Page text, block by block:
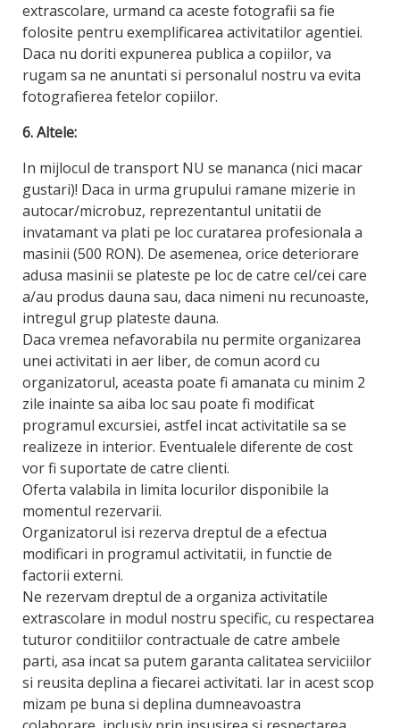
extrascolare, urmand ca aceste fotografii sa fie
folosite pentru exemplificarea activitatilor agentiei.
Daca nu doriti expunerea publica a copiilor, va
rugam sa ne anuntati si personalul nostru va evita
fotografierea fetelor copiilor.
6. Altele:
In mijlocul de transport NU se mananca (nici macar
gustari)! Daca in urma grupului ramane mizerie in
autocar/microbuz, reprezentantul unitatii de
invatamant va plati pe loc curatarea profesionala a
masinii (500 RON). De asemenea, orice deteriorare
adusa masinii se plateste pe loc de catre cel/cei care
a/au produs dauna sau, daca nimeni nu recunoaste,
intregul grup plateste dauna.
Daca vremea nefavorabila nu permite organizarea
unei activitati in aer liber, de comun acord cu
organizatorul, aceasta poate fi amanata cu minim 2
zile inainte sa aiba loc sau poate fi modificat
programul excursiei, astfel incat activitatile sa se
realizeze in interior. Eventualele diferente de cost
vor fi suportate de catre clienti.
Oferta valabila in limita locurilor disponibile la
momentul rezervarii.
Organizatorul isi rezerva dreptul de a efectua
modificari in programul activitatii, in functie de
factorii externi.
Ne rezervam dreptul de a organiza activitatile
extrascolare in modul nostru specific, cu respectarea
tuturor conditiilor contractuale de catre ambele
parti, asa incat sa putem garanta calitatea serviciilor
si reusita deplina a fiecarei activitati. Iar in acest scop
mizam pe buna si deplina dumneavoastra